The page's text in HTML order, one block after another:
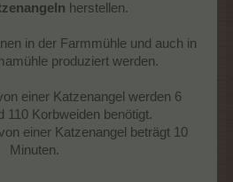
herstellen.
in der Farmmühle und auch in
produziert werden.
einer Katzenangel werden 6
110 Korbweiden benötigt.
einer Katzenangel beträgt 10
Minuten.